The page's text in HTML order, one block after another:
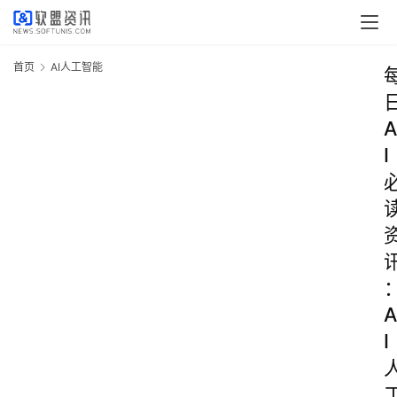
首页 AI人工智能
A
I
A
I